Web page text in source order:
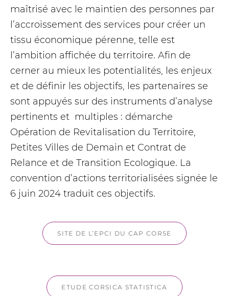
maîtrisé avec le maintien des personnes par
l’accroissement des services pour créer un
tissu économique pérenne, telle est
l’ambition affichée du territoire. Afin de
cerner au mieux les potentialités, les enjeux
et de définir les objectifs, les partenaires se
sont appuyés sur des instruments d’analyse
pertinents et multiples : démarche
Opération de Revitalisation du Territoire,
Petites Villes de Demain et Contrat de
Relance et de Transition Ecologique. La
convention d’actions territorialisées signée le
6 juin 2024 traduit ces objectifs.
SITE DE L’EPCI DU CAP CORSE
ETUDE CORSICA STATISTICA